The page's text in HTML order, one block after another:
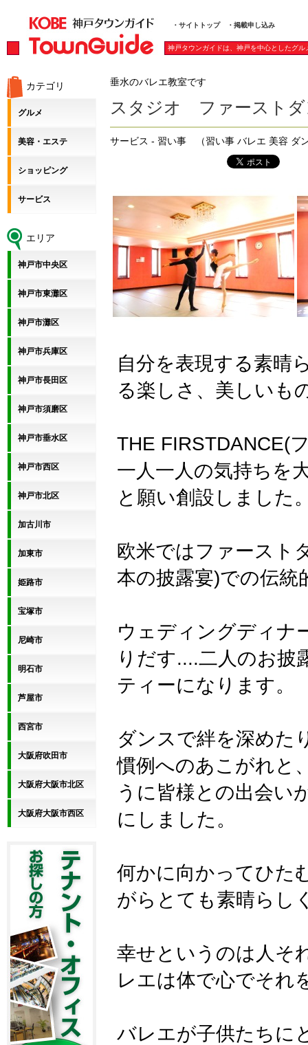
・サイトトップ ・掲載申し込み
神戸タウンガイドは、神戸を中心としたグ
カテゴリ
グルメ
美容・エステ
ショッピング
サービス
エリア
神戸市中央区
神戸市東灘区
神戸市灘区
神戸市兵庫区
神戸市長田区
神戸市須磨区
神戸市垂水区
神戸市西区
神戸市北区
加古川市
加東市
姫路市
宝塚市
尼崎市
明石市
芦屋市
西宮市
大阪府吹田市
大阪府大阪市北区
大阪府大阪市西区
垂水のバレエ教室です
スタジオ ファースト
サービス - 習い事 （習い事 バレエ 美容 ダ
自分を表現する素晴
る楽しさ、美しいも
THE FIRSTDANCE(
一人一人の気持ちを
と願い創設しました
欧米ではファースト
本の披露宴)での伝
ウェディングディナ
りだす....二人のお披
ティーになります。
ダンスで絆を深めた
慣例へのあこがれと
うに皆様との出会い
にしました。
何かに向かってひた
がらとても素晴らし
幸せというのは人そ
レエは体で心でそれ
バレエが子供たちに